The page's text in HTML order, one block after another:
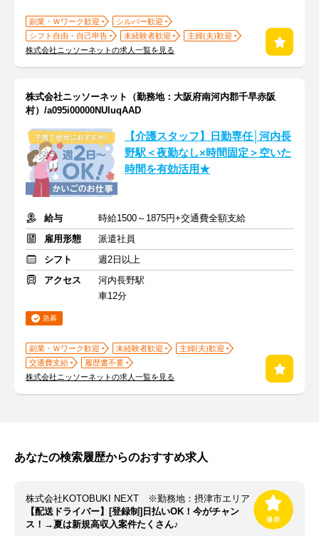
副業・Ｗワーク歓迎
シルバー歓迎
シフト自由・自己申告
未経験者歓迎
主婦(夫)歓迎
株式会社ニッソーネットの求人一覧を見る
株式会社ニッソーネット（勤務地：大阪府南河内郡千早赤阪
村）/a095i00000NUluqAAD
【介護スタッフ】日勤専任│河内長
野駅＜夜勤なし×時間固定＞空いた
時間を有効活用★
給与
時給1500～1875円+交通費全額支給
雇用形態
派遣社員
シフト
週2日以上
アクセス
河内長野駅
車12分
急募
副業・Ｗワーク歓迎 未経験者歓迎
主婦(夫)歓迎
交通費支給
履歴書不要
株式会社ニッソーネットの求人一覧を見る
あなたの検索履歴からのおすすめ求人
株式会社KOTOBUKI NEXT ※勤務地：摂津市エリア
【配送ドライバー】[登録制]日払いOK！今がチャン
ス！→夏は新規高収入案件たくさん♪